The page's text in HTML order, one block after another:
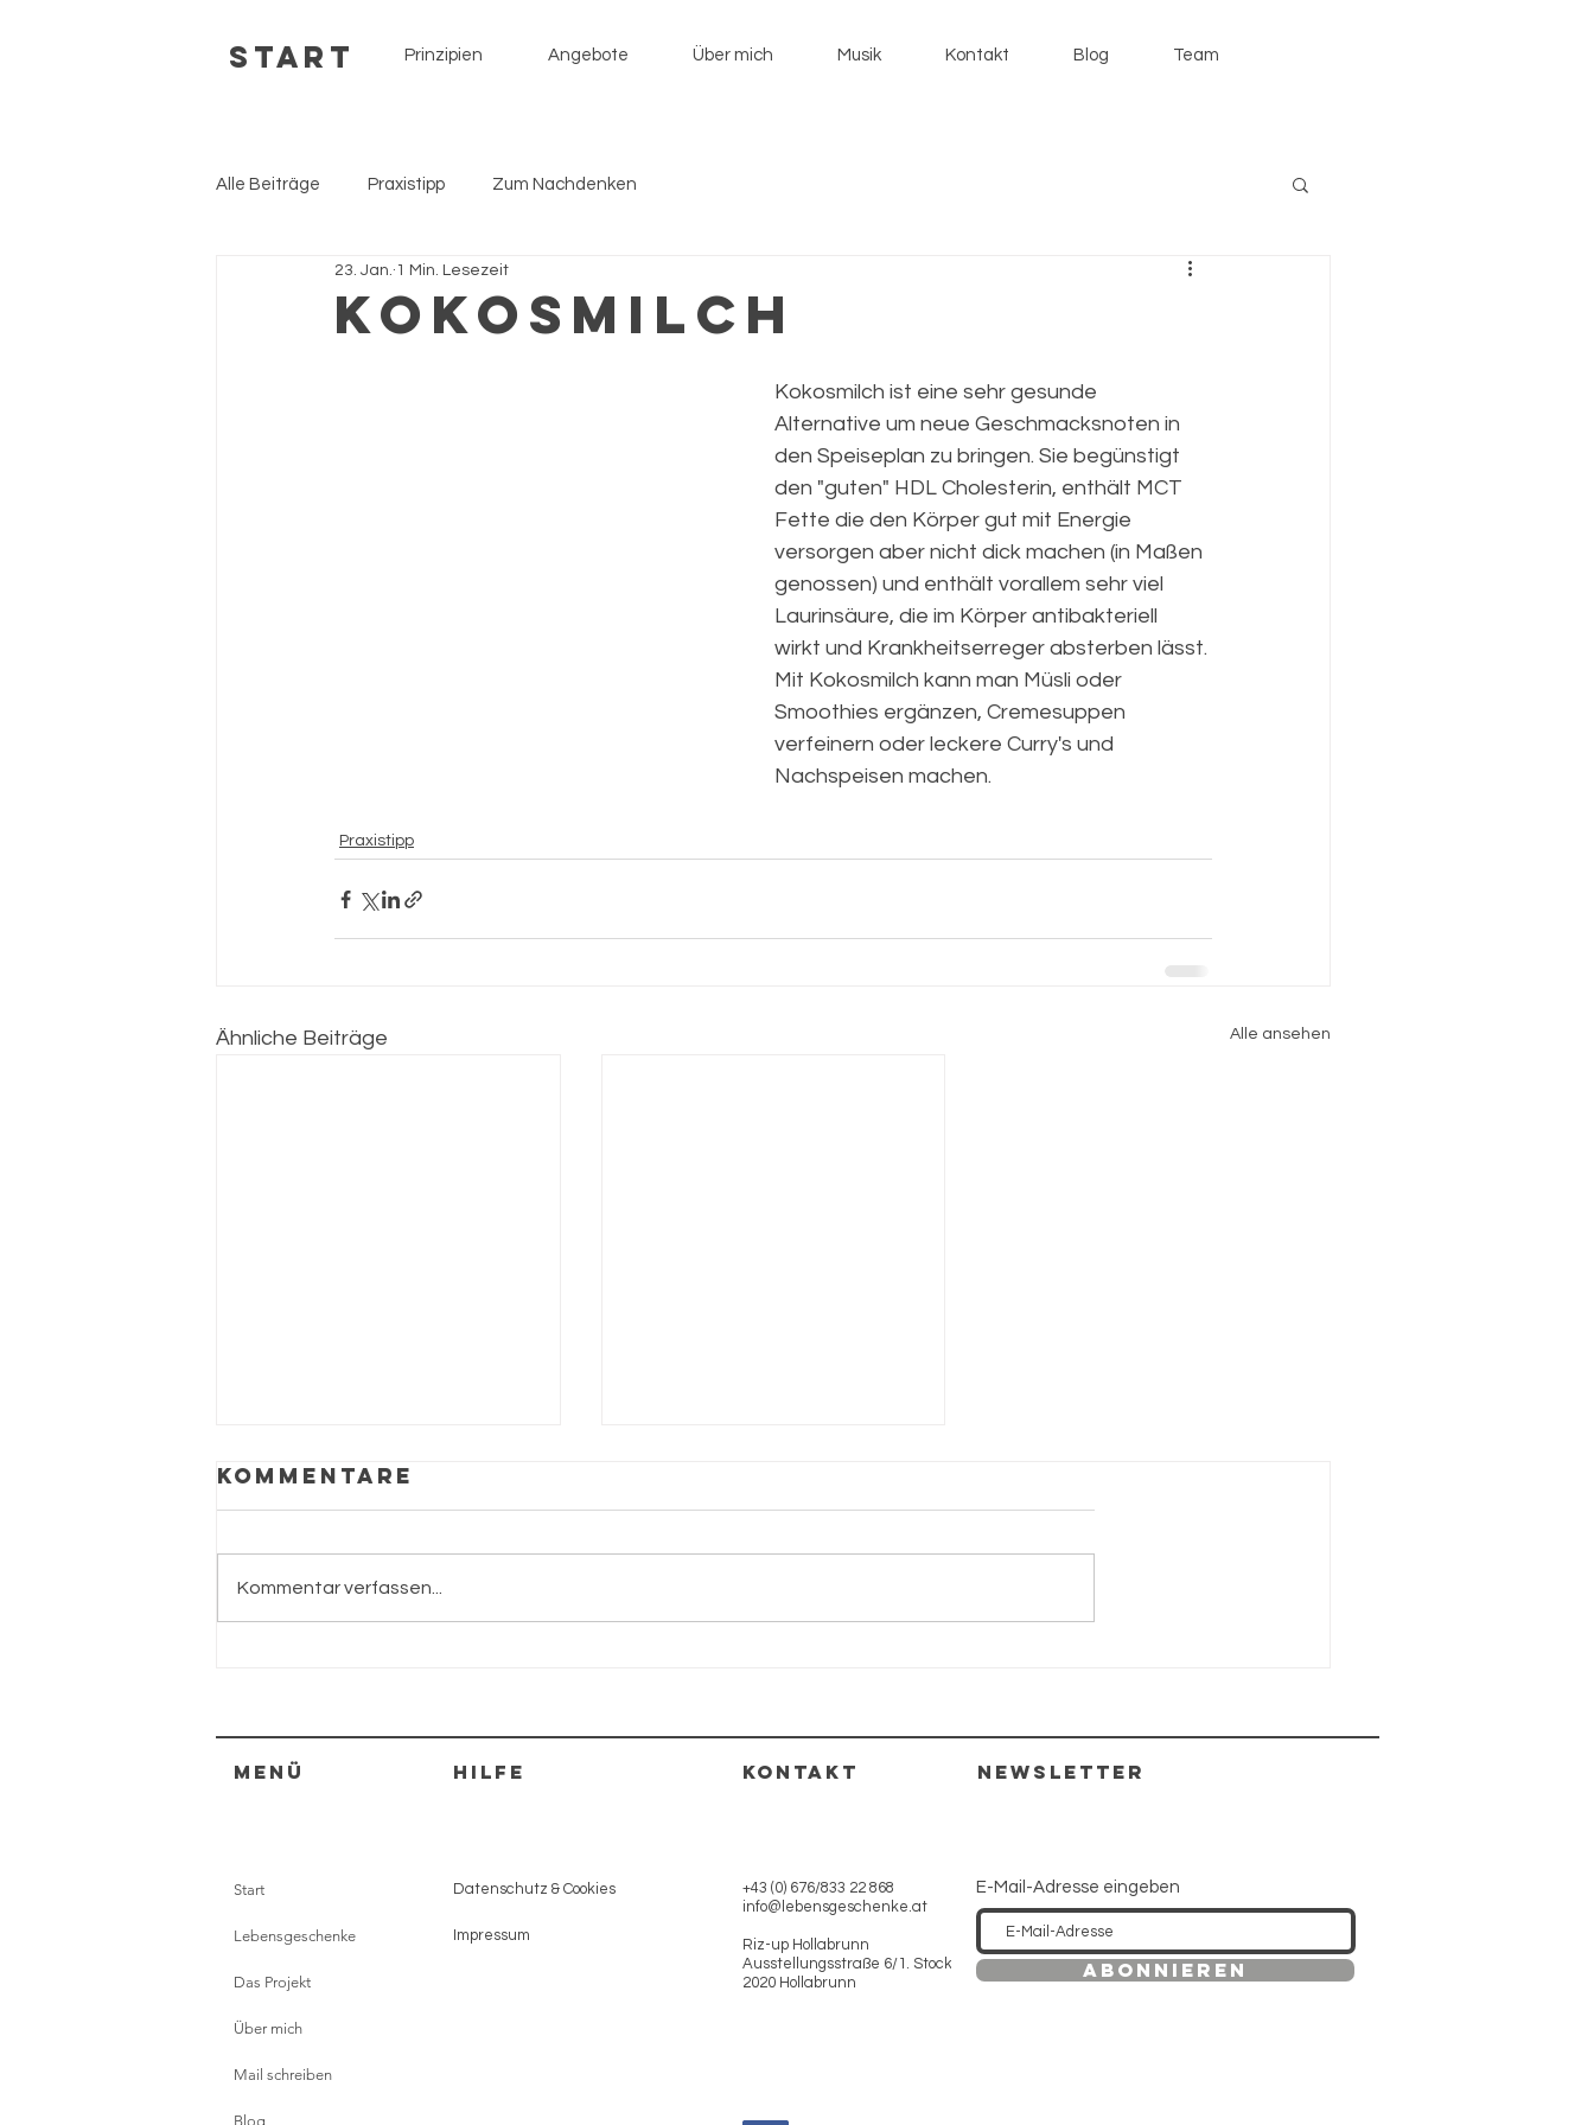
Start Prinzipien Angebote Über mich Musik Kontakt Blog Team
Alle Beiträge Praxistipp Zum Nachdenken
Kokosmilch
23. Jan. 1 Min. Lesezeit
Kokosmilch ist eine sehr gesunde
Alternative um neue Geschmacksnoten in
den Speiseplan zu bringen. Sie begünstigt
den "guten" HDL Cholesterin, enthält MCT
Fette die den Körper gut mit Energie
versorgen aber nicht dick machen (in Maßen
genossen) und enthält vorallem sehr viel
Laurinsäure, die im Körper antibakteriell
wirkt und Krankheitserreger absterben lässt.
Mit Kokosmilch kann man Müsli oder
Smoothies ergänzen, Cremesuppen
verfeinern oder leckere Curry's und
Nachspeisen machen.
Praxistipp
Ähnliche Beiträge Alle ansehen
Sprossen
Kommentare
Kommentar verfassen...
Menü HILFE
Start
Lebensgeschenke
Das Projekt
Über mich
Mail schreiben
Blog
Datenschutz & Cookies
Impressum
KONTAKT NEWSLETTER
+43 (0) 676/833 22 868
info@lebensgeschenke.at
Riz-up Hollabrunn
Ausstellungsstraße 6/1. Stock
2020 Hollabrunn
E-Mail-Adresse eingeben
Abonnieren